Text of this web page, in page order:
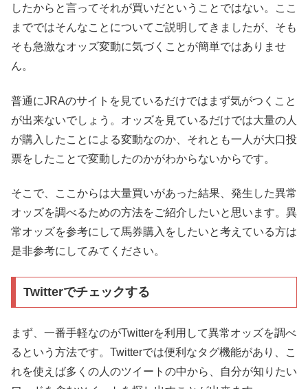
したからと言ってそれが買いだということではない。ここ
までではそんなことについてご説明してきましたが、そも
そも急激なオッズ変動に気づくことが簡単ではありませ
ん。
普通にJRAのサイトを見ているだけではまず気がつくこと
が出来ないでしょう。オッズを見ているだけでは大量の人
が購入したことによる変動なのか、それとも一人が大口投
票をしたことで変動したのかがわからないからです。
そこで、ここからは大量買いがあった結果、発生した異常
オッズを調べるための方法をご紹介したいと思います。異
常オッズを参考にして馬券購入をしたいと考えている方は
是非参考にしてみてください。
Twitterでチェックする
まず、一番手軽なのがTwitterを利用して異常オッズを調べ
るという方法です。Twitterでは便利なタグ機能があり、こ
れを使えば多くの人のツイートの中から、自分が知りたい